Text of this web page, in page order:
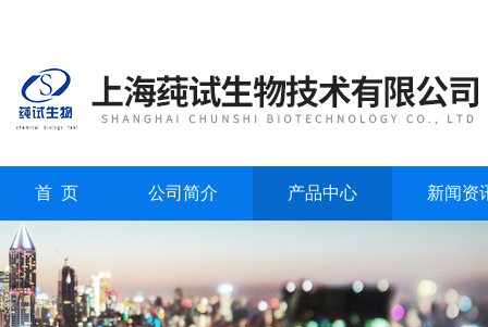
首 页 公司简介 产品中心 新闻资